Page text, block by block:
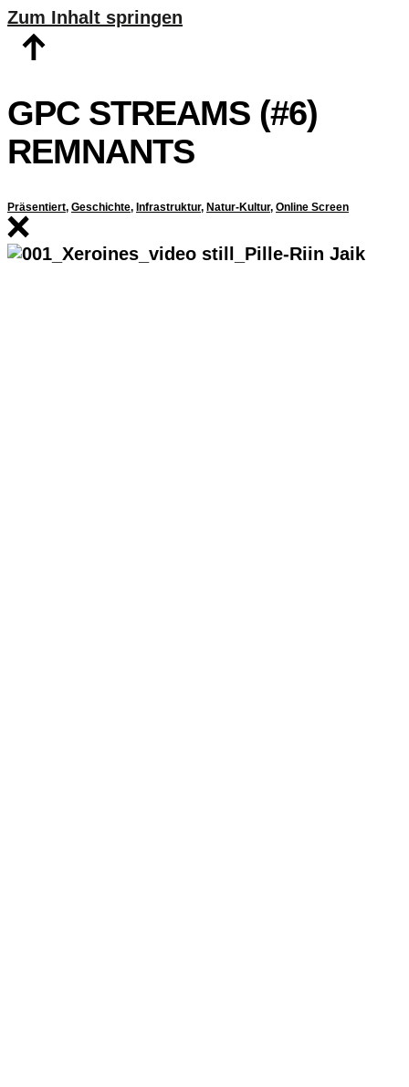
Zum Inhalt springen
GPC STREAMS (#6)
REMNANTS
Präsentiert, Geschichte, Infrastruktur, Natur-Kultur, Online Screen